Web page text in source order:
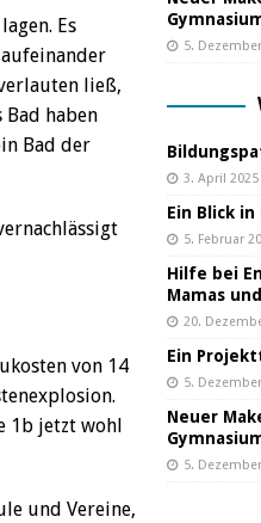
Es
ließ,
Bad haben
Bad der
von 14
1b jetzt wohl
und Vereine,
5.
3. April 2025
Ein Blick
5. Februar
Hilfe bei
Mamas
20.
Ein
5.
Neuer
5.